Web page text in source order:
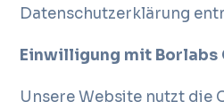
Datenschutzerklärung
Einwilligung mit Borlabs
Unsere Website nutzt die